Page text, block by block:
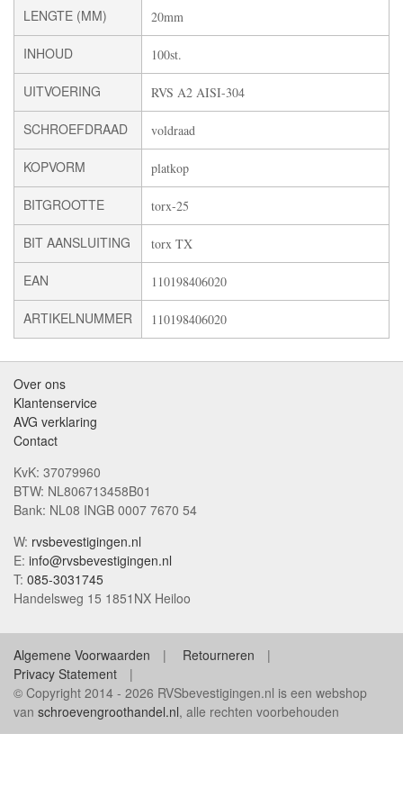
LENGTE (MM) 20mm
INHOUD 100st.
UITVOERING RVS A2 AISI-304
SCHROEFDRAAD voldraad
KOPVORM platkop
BITGROOTTE torx-25
BIT AANSLUITING torx TX
EAN 110198406020
ARTIKELNUMMER 110198406020
Over ons
Klantenservice
AVG verklaring
Contact
KvK: 37079960
BTW: NL806713458B01
Bank: NL08 INGB 0007 7670 54
W: rvsbevestigingen.nl
E: info@rvsbevestigingen.nl
T: 085-3031745
Handelsweg 15 1851NX Heiloo
Algemene Voorwaarden
Retourneren
Privacy Statement
© Copyright 2014 - 2026 RVSbevestigingen.nl is een webshop
van schroevengroothandel.nl, alle rechten voorbehouden